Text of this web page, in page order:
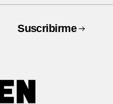
Suscribirme